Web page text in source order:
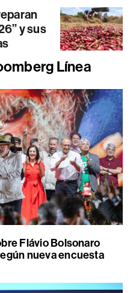
y sus
Línea
Flávio Bolsonaro
nueva encuesta